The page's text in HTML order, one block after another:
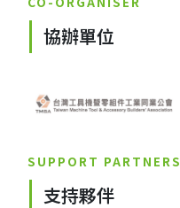
協辦單位
SUPPORT PARTNERS
支持夥伴